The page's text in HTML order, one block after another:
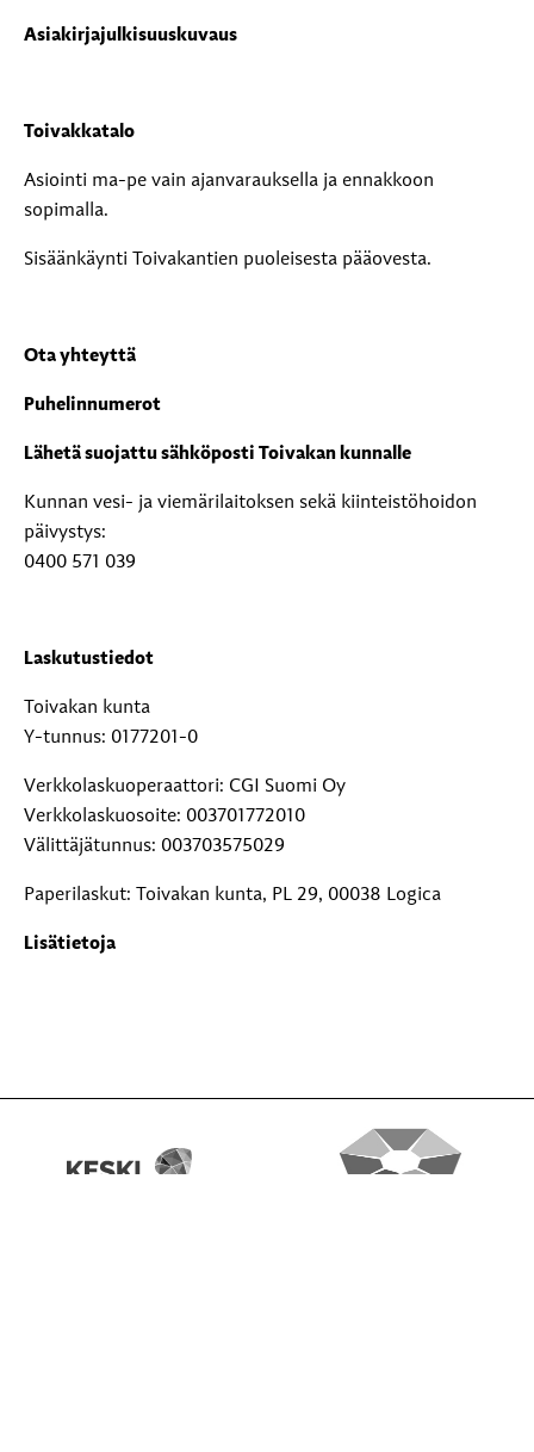
Asiakirjajulkisuuskuvaus
Toivakkatalo
Asiointi ma-pe vain ajanvarauksella ja ennakkoon
sopimalla.
Sisäänkäynti Toivakantien puoleisesta pääovesta.
Ota yhteyttä
Puhelinnumerot
Lähetä suojattu sähköposti Toivakan kunnalle
Kunnan vesi- ja viemärilaitoksen sekä kiinteistöhoidon
päivystys:
0400 571 039
Laskutustiedot
Toivakan kunta
Y-tunnus: 0177201-0
Verkkolaskuoperaattori: CGI Suomi Oy
Verkkolaskuosoite: 003701772010
Välittäjätunnus: 003703575029
Paperilaskut: Toivakan kunta, PL 29, 00038 Logica
Lisätietoja